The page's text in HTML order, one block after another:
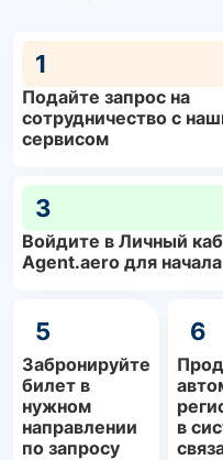
1
Подайте запрос на
сотрудничество с
сервисом
3
Войдите в Личный
Agent.aero для
5
Забронируйте
билет в
нужном
направлении
по запросу
6
в